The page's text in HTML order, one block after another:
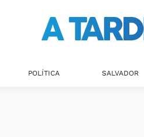
POLÍTICA SALVADOR